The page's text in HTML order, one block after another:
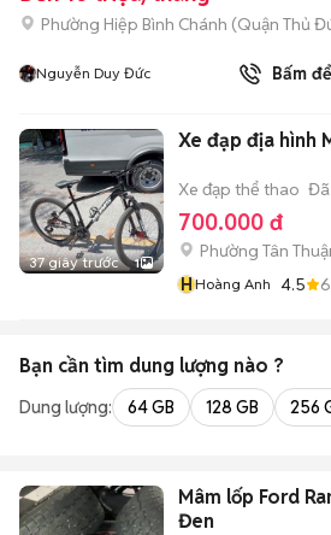
Phường Hiệp Bình Chánh (Quận Thủ
Nguyễn Duy Đức Bấm
37 giây trước 1
Xe đạp địa hình
Xe đạp thể thao
700.000 đ
Phường Tân
HHoàng Anh 4.5 6
Bạn cần tìm dung lượng nào ?
Dung lượng: 64 GB 128 GB 256
Mâm lốp Ford
Đen